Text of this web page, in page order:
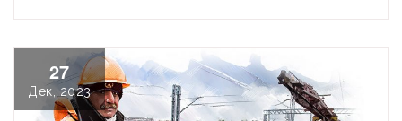
27
Дек, 2023